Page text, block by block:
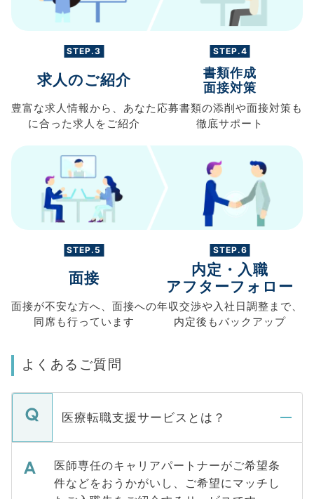
STEP.3
求人のご紹介
豊富な求人情報から、 あなた
に合った求人を ご紹介
STEP.4
書類作成
面接対策
応募書類の添削や面接対策も
徹底サポート
STEP.5
面接
面接が不安な方へ、 面接への
同席も行っています
STEP.6
内定・入職
アフターフォロー
年収交渉や入社日調整まで、
内定後もバックアップ
よくあるご質問
医療転職支援サービスとは？
医師専任のキャリアパートナーがご希望条
件などをおうかがいし、ご希望にマッチし